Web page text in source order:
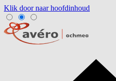
Klik door naar hoofdinhoud